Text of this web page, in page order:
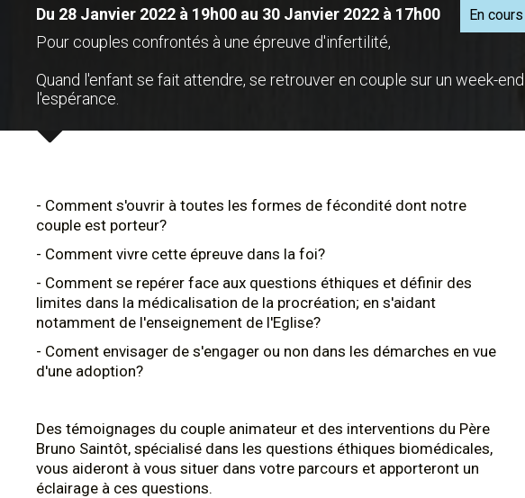
Du 28 Janvier 2022 à 19h00 au 30 Janvier 2022 à 17h00 En cours
Pour couples confrontés à une épreuve d'infertilité,
Quand l'enfant se fait attendre, se retrouver en couple sur un week-
l'espérance.
- Comment s'ouvrir à toutes les formes de fécondité dont notre
couple est porteur?
- Comment vivre cette épreuve dans la foi?
- Comment se repérer face aux questions éthiques et définir des
limites dans la médicalisation de la procréation; en s'aidant
notamment de l'enseignement de l'Eglise?
- Coment envisager de s'engager ou non dans les démarches en vue
d'une adoption?
Des témoignages du couple animateur et des interventions du Père
Bruno Saintôt, spécialisé dans les questions éthiques biomédicales,
vous aideront à vous situer dans votre parcours et apporteront un
éclairage à ces questions.